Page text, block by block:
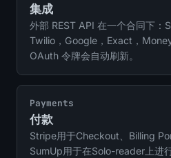
集成
外部 REST API 在一个合同下：
Twilio，Google，Exact，
OAuth 令牌会自动刷新。
Payments
付款
Stripe用于Checkout、Billing
SumUp用于在Solo-reader上进